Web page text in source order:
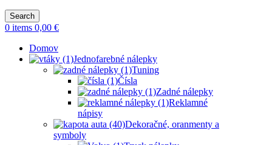
Search
0 items 0,00 €
Domov
Jednofarebné nálepky
Tuning
Čísla
Zadné nálepky
Reklamné
nápisy
Dekoračné, oranmenty a
symboly